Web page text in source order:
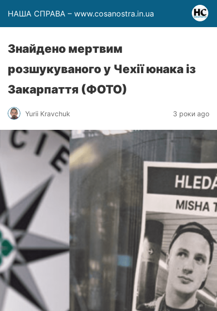
НАША СПРАВА – www.cosanostra.in.ua
Знайдено мертвим
розшукуваного у Чехії юнака із
Закарпаття (ФОТО)
Yurii Kravchuk 3 роки ago